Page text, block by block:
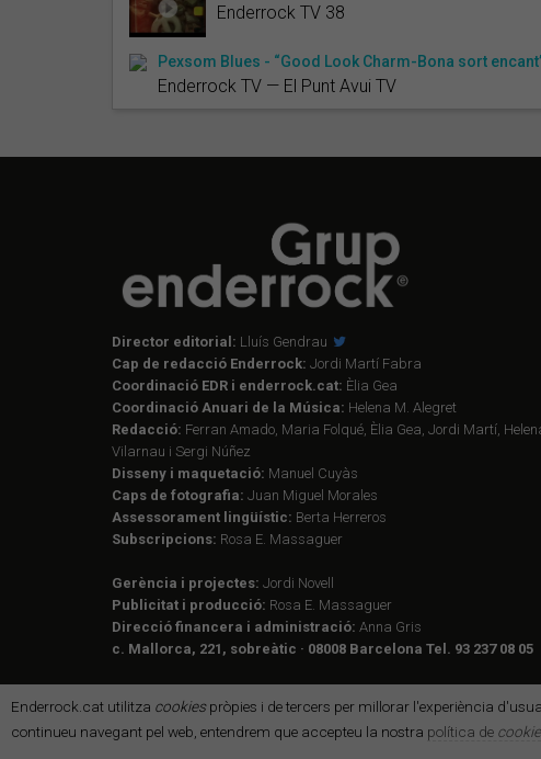
Enderrock.cat utilitza cookiespròpies i de tercers per millorar l'experiència
continueu navegant pel web, entendrem que accepteu la nostra política de
Enderrock TV 38
Pexsom Blues - “Good Look Charm-Bona sort
Enderrock TV — El Punt Avui TV
Director editorial: Lluís Gendrau
Cap de redacció Enderrock: Jordi Martí Fabra
Coordinació EDR i enderrock.cat: Èlia Gea
Coordinació Anuari de la Música: Helena M. Alegret
Redacció: Ferran Amado, Maria Folqué, Èlia Gea, Jordi Martí,
Vilarnau i Sergi Núñez
Disseny i maquetació: Manuel Cuyàs
Caps de fotografia: Juan Miguel Morales
Assessorament lingüístic: Berta Herreros
Subscripcions: Rosa E. Massaguer
Gerència i projectes: Jordi Novell
Publicitat i producció: Rosa E. Massaguer
Direcció financera i administració: Anna Gris
c. Mallorca, 221, sobreàtic · 08008 Barcelona Tel. 93 237 08 05